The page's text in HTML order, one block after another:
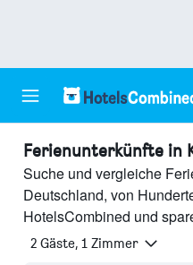
Ferienunterkünfte in
Suche und vergleiche
Deutschland, von
HotelsCombined und
2 Gäste, 1 Zimmer